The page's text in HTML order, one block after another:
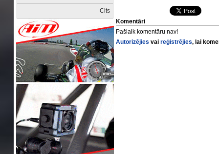
Cits
Komentāri
Pašlaik komentāru nav!
Autorizējies vaireģistrējies, lai